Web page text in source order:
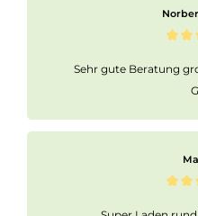
Sehr gute Beratung